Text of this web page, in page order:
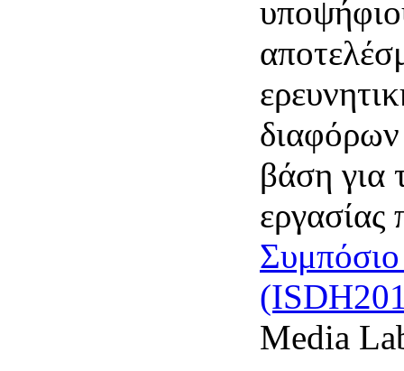
βάση για
Media